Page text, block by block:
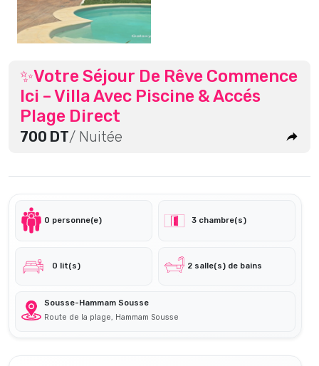
✨Votre Séjour De Rêve Commence
Ici – Villa Avec Piscine & Accés
Plage Direct
700 DT/ Nuitée
0 personne(e) 3 chambre(s)
0 lit(s) 2 salle(s) de bains
Sousse-Hammam Sousse
Route de la plage, Hammam Sousse